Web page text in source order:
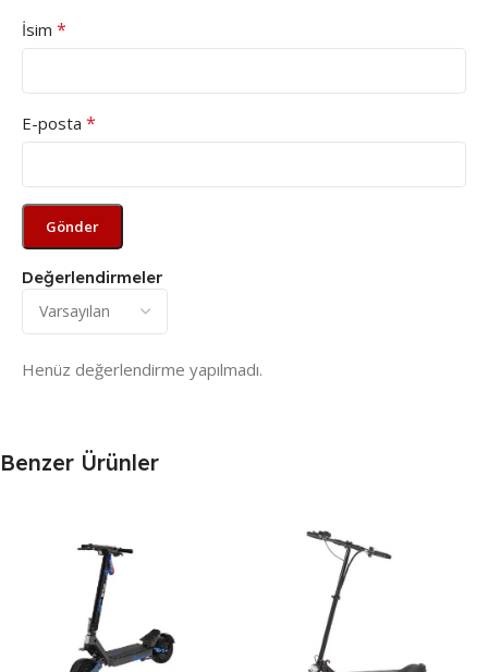
Değerlendirmeler
Henüz değerlendirme yapılmadı.
İsim *
E-posta *
Benzer Ürünler